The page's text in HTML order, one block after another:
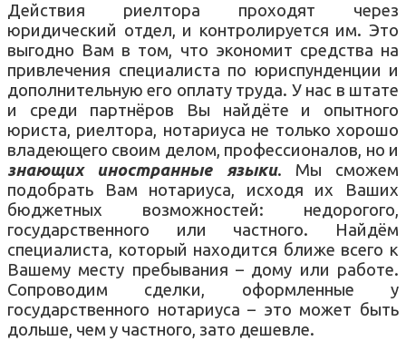
Действия риелтора проходят через
юридический отдел, и контролируется им. Это
выгодно Вам в том, что экономит средства на
привлечения специалиста по юриспунденции и
дополнительную его оплату труда. У нас в штате
и среди партнёров Вы найдёте и опытного
юриста, риелтора, нотариуса не только хорошо
владеющего своим делом, профессионалов, но и
знающих иностранные языки. Мы сможем
подобрать Вам нотариуса, исходя их Ваших
бюджетных возможностей: недорогого,
государственного или частного. Найдём
специалиста, который находится ближе всего к
Вашему месту пребывания – дому или работе.
Сопроводим сделки, оформленные у
государственного нотариуса – это может быть
дольше, чем у частного, зато дешевле.